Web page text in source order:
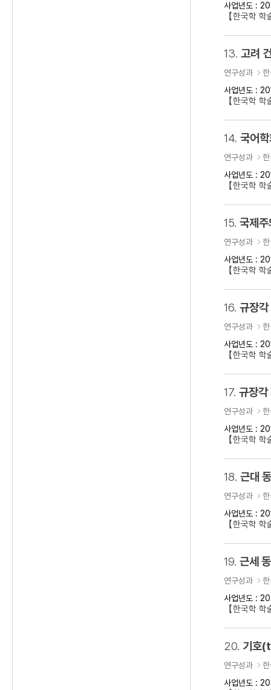
사업년도 :
【한국학
13. 고려
연구성과
사업년도 :
【한국학
14. 국어
연구성과
사업년도 :
【한국학
15. 국제
연구성과
사업년도 :
【한국학
16. 규장
연구성과
사업년도 :
【한국학
17. 규장
연구성과
사업년도 :
【한국학
18. 근대
연구성과
사업년도 :
【한국학
19. 근세
연구성과
사업년도 :
【한국학
20. 기호
연구성과
사업년도 :